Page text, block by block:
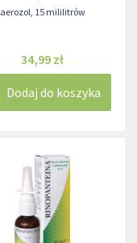
aerozol, 15 mililitrów
34,99 zł
Dodaj do koszyka